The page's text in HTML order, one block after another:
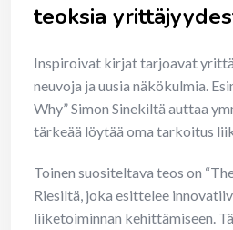
teoksia
Inspiroivat kirjat tarjoavat
neuvoja ja uusia näkökulmia.
Why” Simon Sinekiltä auttaa
tärkeää löytää oma tarkoitus
Toinen suositeltava teos on
Riesiltä, joka esittelee
liiketoiminnan kehittämiseen.